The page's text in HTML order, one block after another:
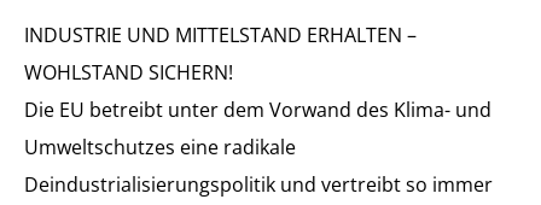
INDUSTRIE UND MITTELSTAND ERHALTEN –
WOHLSTAND SICHERN!
Die EU betreibt unter dem Vorwand des Klima- und
Umweltschutzes eine radikale
Deindustrialisierungspolitik und vertreibt so immer